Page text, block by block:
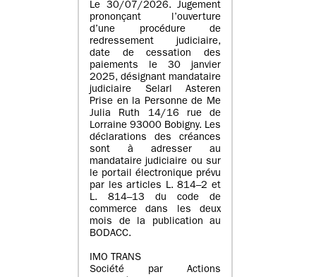
Le 30/07/2026. Jugement
prononçant l’ouverture
d’une procédure de
redressement judiciaire,
date de cessation des
paiements le 30 janvier
2025, désignant mandataire
judiciaire Selarl Asteren
Prise en la Personne de Me
Julia Ruth 14/16 rue de
Lorraine 93000 Bobigny. Les
déclarations des créances
sont à adresser au
mandataire judiciaire ou sur
le portail électronique prévu
par les articles L. 814–2 et
L. 814–13 du code de
commerce dans les deux
mois de la publication au
BODACC.
IMO TRANS
Société par Actions